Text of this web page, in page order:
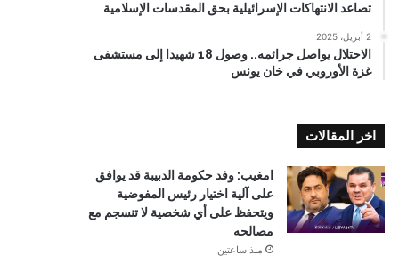
تصاعد الانتهاكات الإسرائيلية بحق المقدسات الإسلامية
2 أبريل، 2025
الاحتلال يواصل جرائمه.. وصول 18 شهيدا إلى مستشفى
غزة الأوروبي في خان يونس
اخر المقالات
امغيب: وفد حكومة الدبيبة قد يوافق
على آلية اختيار رئيس المفوضية
ويتحفظ على أي شخصية لا تنسجم مع
مصالحه
منذ ساعتين